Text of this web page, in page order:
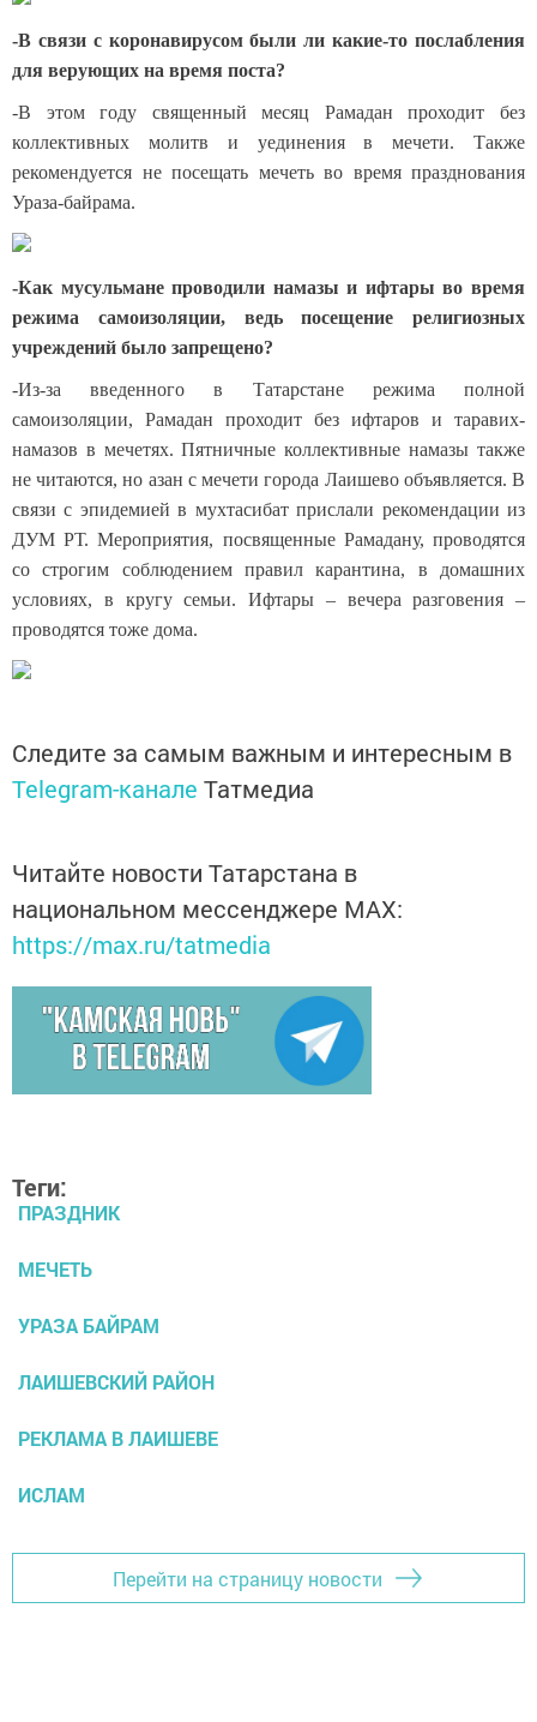
-В связи с коронавирусом были ли какие-то послабления
для верующих на время поста?
-В этом году священный месяц Рамадан проходит без
коллективных молитв и уединения в мечети. Также
рекомендуется не посещать мечеть во время празднования
Ураза-байрама.
-Как мусульмане проводили намазы и ифтары во время
режима самоизоляции, ведь посещение религиозных
учреждений было запрещено?
-Из-за введенного в Татарстане режима полной
самоизоляции, Рамадан проходит без ифтаров и таравих-
намазов в мечетях. Пятничные коллективные намазы также
не читаются, но азан с мечети города Лаишево объявляется. В
связи с эпидемией в мухтасибат прислали рекомендации из
ДУМ РТ. Мероприятия, посвященные Рамадану, проводятся
со строгим соблюдением правил карантина, в домашних
условиях, в кругу семьи. Ифтары – вечера разговения –
проводятся тоже дома.
Следите за самым важным и интересным в
Telegram-канале Татмедиа
Читайте новости Татарстана в
национальном мессенджере MАХ:
https://max.ru/tatmedia
Теги:
ПРАЗДНИК
МЕЧЕТЬ
УРАЗА БАЙРАМ
ЛАИШЕВСКИЙ РАЙОН
РЕКЛАМА В ЛАИШЕВЕ
ИСЛАМ
Перейти на страницу новости